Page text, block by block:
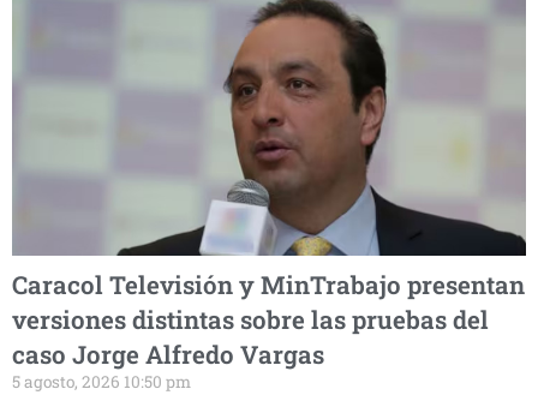
Caracol Televisión y MinTrabajo presentan
versiones distintas sobre las pruebas del
caso Jorge Alfredo Vargas
5 agosto, 2026 10:50 pm